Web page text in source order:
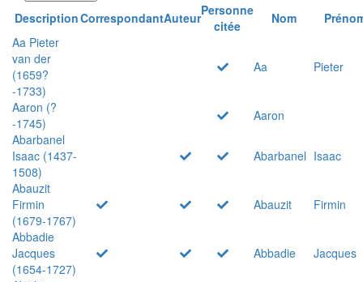
DescriptionCorrespondantAuteurPersonne
citée
Nom
Aa Pieter
van der
(1659?
-1733)
Aa Pieter
Aaron (?
-1745)
Aaron
Abarbanel
Isaac (1437-
1508)
Abarbanel Isaac
Abauzit
Firmin
(1679-1767)
Abauzit
Firmin
Abbadie
Jacques
(1654-1727)
Abbadie
Jacques